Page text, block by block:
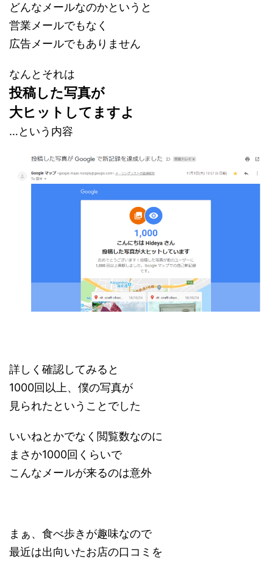
どんなメールなのかというと
営業メールでもなく
広告メールでもありません
なんとそれは
投稿した写真が
大ヒットしてますよ
…という内容
詳しく確認してみると
1000回以上、僕の写真が
見られたということでした
いいねとかでなく閲覧数なのに
まさか1000回くらいで
こんなメールが来るのは意外
まぁ、食べ歩きが趣味なので
最近は出向いたお店の口コミを